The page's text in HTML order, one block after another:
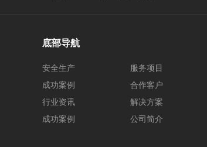
底部导航
安全生产
服务项目
成功案例
合作客户
行业资讯
解决方案
成功案例
公司简介